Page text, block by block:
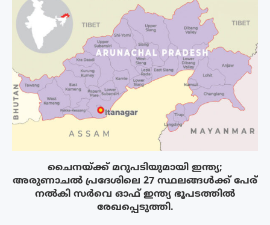
ചൈനയ്ക്ക് മറുപടിയുമായി ഇന്ത്യ;
അരുണാചൽ പ്രദേശിലെ 27 സ്ഥലങ്ങൾക്ക് പേര്
നൽകി സർവെ ഓഫ് ഇന്ത്യ ഭൂപടത്തിൽ
രേഖപ്പെടുത്തി.